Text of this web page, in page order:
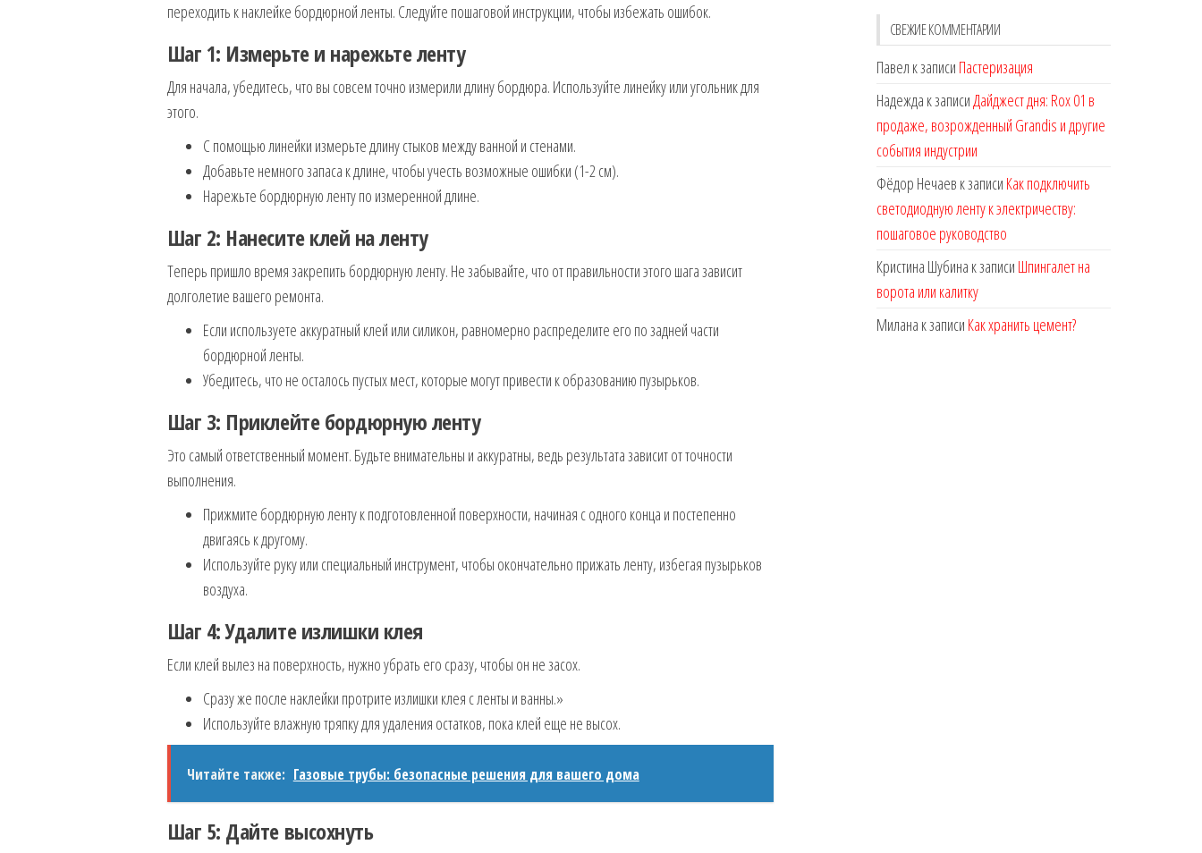
переходить к наклейке бордюрной ленты. Следуйте пошаговой инструкции, чтобы избежать ошибок.
Шаг 1: Измерьте и нарежьте ленту
Для начала, убедитесь, что вы совсем точно измерили длину бордюра. Используйте линейку или угольник для
этого.
С помощью линейки измерьте длину стыков между ванной и стенами.
Добавьте немного запаса к длине, чтобы учесть возможные ошибки (1-2 см).
Нарежьте бордюрную ленту по измеренной длине.
Шаг 2: Нанесите клей на ленту
Теперь пришло время закрепить бордюрную ленту. Не забывайте, что от правильности этого шага зависит
долголетие вашего ремонта.
Если используете аккуратный клей или силикон, равномерно распределите его по задней части
бордюрной ленты.
Убедитесь, что не осталось пустых мест, которые могут привести к образованию пузырьков.
Шаг 3: Приклейте бордюрную ленту
Это самый ответственный момент. Будьте внимательны и аккуратны, ведь результата зависит от точности
выполнения.
Прижмите бордюрную ленту к подготовленной поверхности, начиная с одного конца и постепенно
двигаясь к другому.
Используйте руку или специальный инструмент, чтобы окончательно прижать ленту, избегая пузырьков
воздуха.
Шаг 4: Удалите излишки клея
Если клей вылез на поверхность, нужно убрать его сразу, чтобы он не засох.
Сразу же после наклейки протрите излишки клея с ленты и ванны.»
Используйте влажную тряпку для удаления остатков, пока клей еще не высох.
Читайте также: Газовые трубы: безопасные решения для вашего дома
Шаг 5: Дайте высохнуть
СВЕЖИЕ КОММЕНТАРИИ
Павел к записи Пастеризация
Надежда к записиДайджест дня: Rox 01 в
продаже, возрожденный Grandis и другие
события индустрии
Фёдор Нечаев к записи Как подключить
светодиодную ленту к электричеству:
пошаговое руководство
Кристина Шубина к записи Шпингалет на
ворота или калитку
Милана к записи Как хранить цемент?